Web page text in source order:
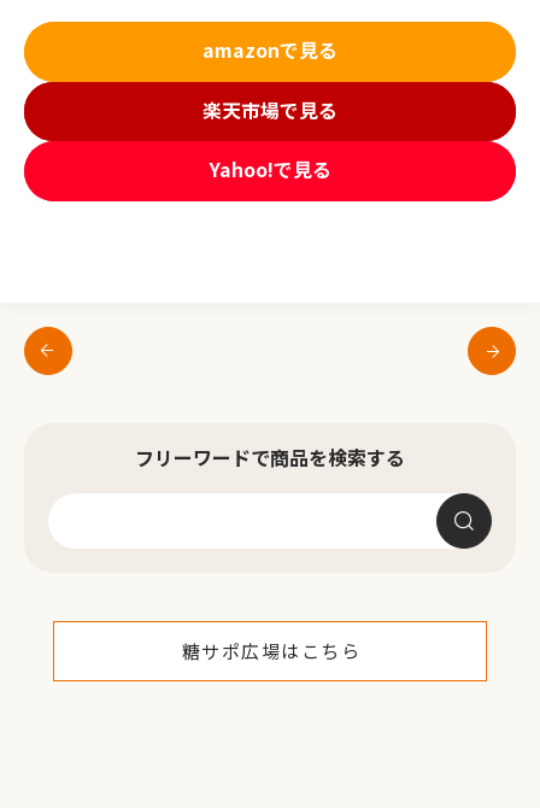
amazonで見る
楽天市場で見る
Yahoo!で見る
フリーワードで商品を検索する
糖サポ広場はこちら